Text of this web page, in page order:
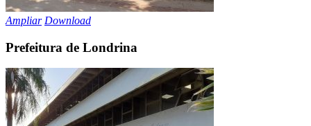
Ampliar Download
Prefeitura de Londrina